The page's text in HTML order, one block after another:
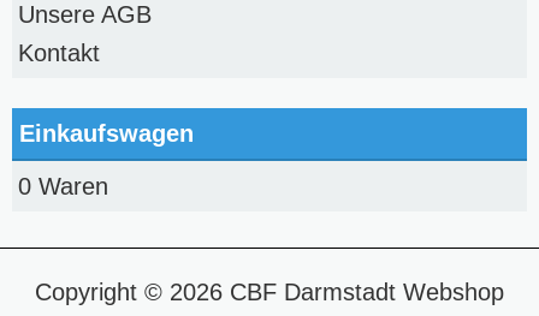
Unsere AGB
Kontakt
Einkaufswagen
0 Waren
Copyright © 2026 CBF Darmstadt Webshop